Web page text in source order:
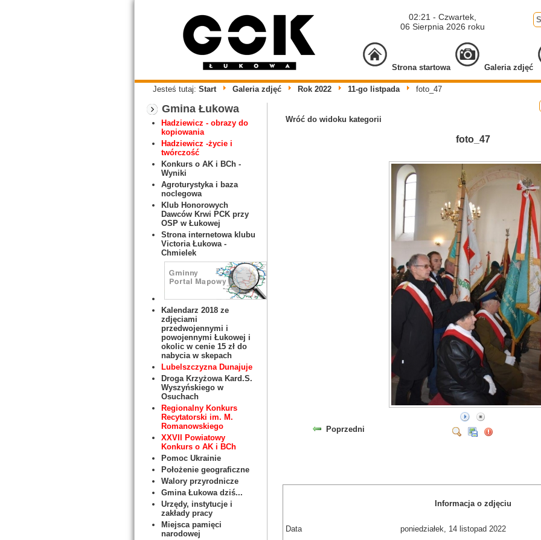
02:21 - Czwartek,
06 Sierpnia 2026 roku
Galeria zdjęć
Strona startowa
Jesteś tutaj: Start Galeria zdjęć Rok 2022 11-go listpada foto_47
Gmina Łukowa
Hadziewicz - obrazy do
kopiowania
Hadziewicz -życie i
twórczość
Konkurs o AK i BCh -
Wyniki
Agroturystyka i baza
noclegowa
Klub Honorowych
Dawców Krwi PCK przy
OSP w Łukowej
Strona internetowa klubu
Victoria Łukowa -
Chmielek
Kalendarz 2018 ze
zdjęciami
przedwojennymi i
powojennymi Łukowej i
okolic w cenie 15 zł do
nabycia w skepach
Lubelszczyzna Dunajuje
Droga Krzyżowa Kard.S.
Wyszyńskiego w
Osuchach
Regionalny Konkurs
Recytatorski im. M.
Romanowskiego
XXVII Powiatowy
Konkurs o AK i BCh
Pomoc Ukrainie
Położenie geograficzne
Walory przyrodnicze
Gmina Łukowa dziś...
Urzędy, instytucje i
zakłady pracy
Miejsca pamięci
narodowej
Wróć do widoku kategorii
foto_47
Poprzedni
Informacja o zdjęciu
Data poniedziałek, 14 listopad 2022